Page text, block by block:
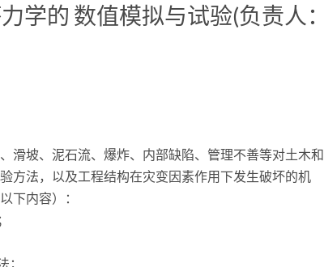
学的 数值模拟与试验(负责人：
滑坡、泥石流、爆炸、内部缺陷、管理不善等对土木和
方法，以及工程结构在灾变因素作用下发生破坏的机
下内容）：